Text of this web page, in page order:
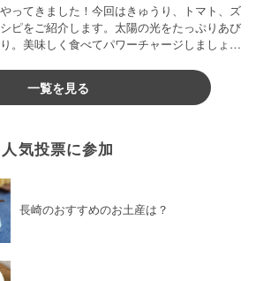
ってきました！今回はきゅうり、トマト、ズ
ピをご紹介します。太陽の光をたっぷりあび
。美味しく食べてパワーチャージしましょう
一覧を見る
人気投票に参加
長崎のおすすめのお土産は？